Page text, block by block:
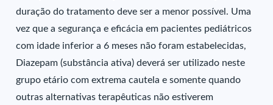
duração do tratamento deve ser a menor possível. Uma
vez que a segurança e eficácia em pacientes pediátricos
com idade inferior a 6 meses não foram estabelecidas,
Diazepam (substância ativa) deverá ser utilizado neste
grupo etário com extrema cautela e somente quando
outras alternativas terapêuticas não estiverem